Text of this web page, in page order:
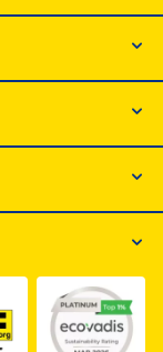
ISO 1, otwiera
PDF z
do dokumentu